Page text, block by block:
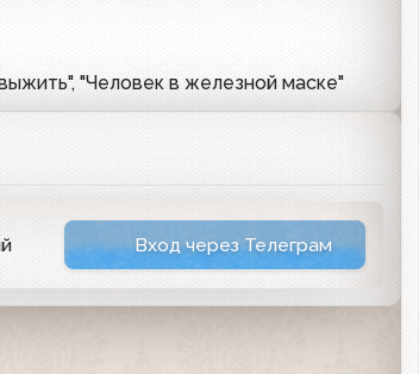
"Человек в железной маске"
Вход через Телеграм